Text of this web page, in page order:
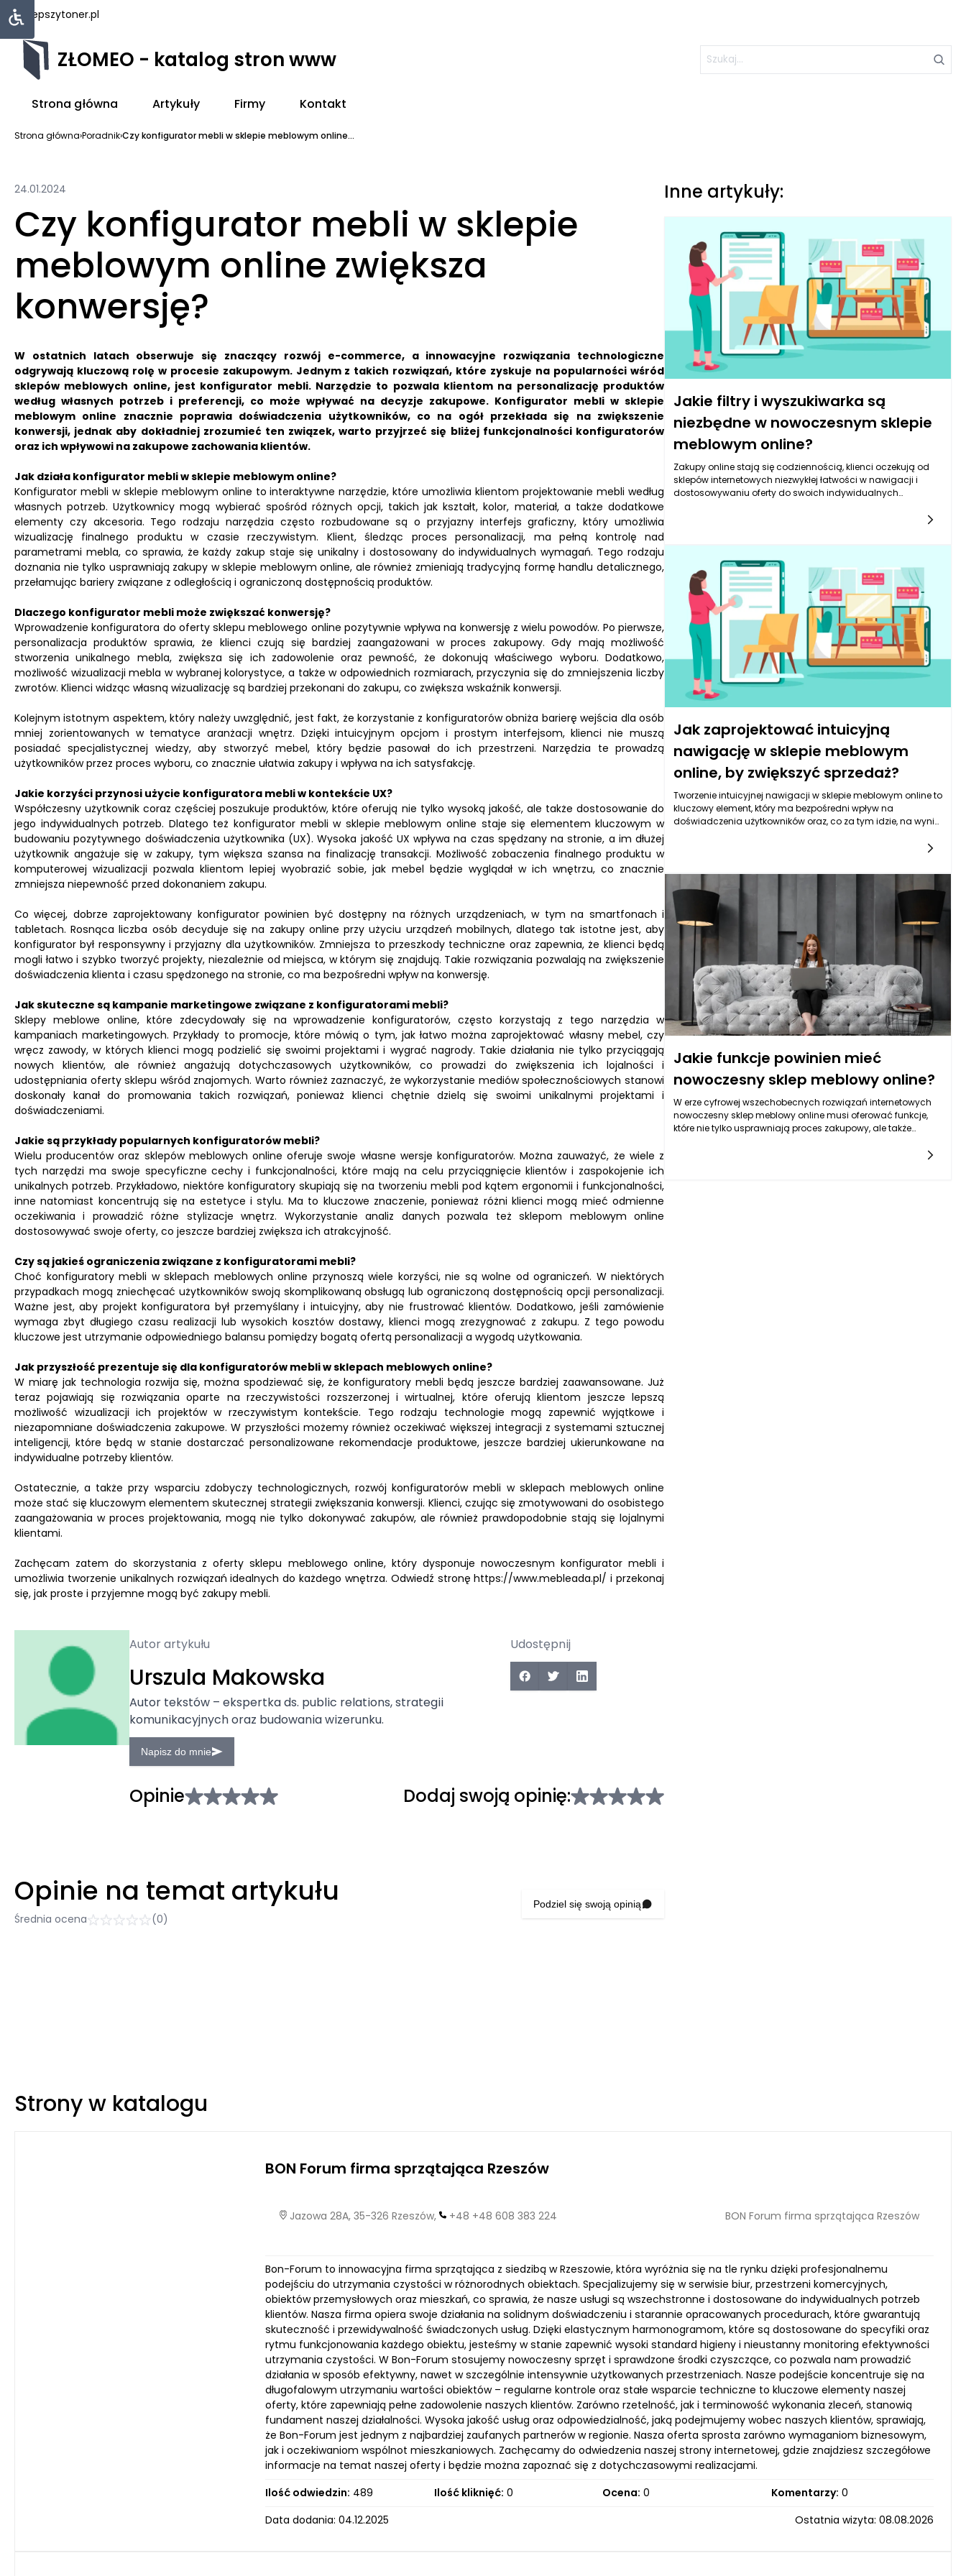
najlepszytoner.pl
ZŁOMEO - katalog stron www
Strona główna Artykuły Firmy Kontakt
Strona główna›Poradnik›Czy konfigurator mebli w sklepie meblowym online...
24.01.2024
Czy konfigurator mebli w sklepie
meblowym online zwiększa
konwersję?
W ostatnich latach obserwuje się znaczący rozwój e-commerce, a innowacyjne rozwiązania technologiczne
odgrywają kluczową rolę w procesie zakupowym. Jednym z takich rozwiązań, które zyskuje na popularności wśród
sklepów meblowych online, jest konfigurator mebli. Narzędzie to pozwala klientom na personalizację produktów
według własnych potrzeb i preferencji, co może wpływać na decyzje zakupowe. Konfigurator mebli w sklepie
meblowym online znacznie poprawia doświadczenia użytkowników, co na ogół przekłada się na zwiększenie
konwersji, jednak aby dokładniej zrozumieć ten związek, warto przyjrzeć się bliżej funkcjonalności konfiguratorów
oraz ich wpływowi na zakupowe zachowania klientów.
Jak działa konfigurator mebli w sklepie meblowym online?
Konfigurator mebli w sklepie meblowym online to interaktywne narzędzie, które umożliwia klientom projektowanie mebli według
własnych potrzeb. Użytkownicy mogą wybierać spośród różnych opcji, takich jak kształt, kolor, materiał, a także dodatkowe
elementy czy akcesoria. Tego rodzaju narzędzia często rozbudowane są o przyjazny interfejs graficzny, który umożliwia
wizualizację finalnego produktu w czasie rzeczywistym. Klient, śledząc proces personalizacji, ma pełną kontrolę nad
parametrami mebla, co sprawia, że każdy zakup staje się unikalny i dostosowany do indywidualnych wymagań. Tego rodzaju
doznania nie tylko usprawniają zakupy w sklepie meblowym online, ale również zmieniają tradycyjną formę handlu detalicznego,
przełamując bariery związane z odległością i ograniczoną dostępnością produktów.
Dlaczego konfigurator mebli może zwiększać konwersję?
Wprowadzenie konfiguratora do oferty sklepu meblowego online pozytywnie wpływa na konwersję z wielu powodów. Po pierwsze,
personalizacja produktów sprawia, że klienci czują się bardziej zaangażowani w proces zakupowy. Gdy mają możliwość
stworzenia unikalnego mebla, zwiększa się ich zadowolenie oraz pewność, że dokonują właściwego wyboru. Dodatkowo,
możliwość wizualizacji mebla w wybranej kolorystyce, a także w odpowiednich rozmiarach, przyczynia się do zmniejszenia liczby
zwrotów. Klienci widząc własną wizualizację są bardziej przekonani do zakupu, co zwiększa wskaźnik konwersji.
Kolejnym istotnym aspektem, który należy uwzględnić, jest fakt, że korzystanie z konfiguratorów obniża barierę wejścia dla osób
mniej zorientowanych w tematyce aranżacji wnętrz. Dzięki intuicyjnym opcjom i prostym interfejsom, klienci nie muszą
posiadać specjalistycznej wiedzy, aby stworzyć mebel, który będzie pasował do ich przestrzeni. Narzędzia te prowadzą
użytkowników przez proces wyboru, co znacznie ułatwia zakupy i wpływa na ich satysfakcję.
Jakie korzyści przynosi użycie konfiguratora mebli w kontekście UX?
Współczesny użytkownik coraz częściej poszukuje produktów, które oferują nie tylko wysoką jakość, ale także dostosowanie do
jego indywidualnych potrzeb. Dlatego też konfigurator mebli w sklepie meblowym online staje się elementem kluczowym w
budowaniu pozytywnego doświadczenia użytkownika (UX). Wysoka jakość UX wpływa na czas spędzany na stronie, a im dłużej
użytkownik angażuje się w zakupy, tym większa szansa na finalizację transakcji. Możliwość zobaczenia finalnego produktu w
komputerowej wizualizacji pozwala klientom lepiej wyobrazić sobie, jak mebel będzie wyglądał w ich wnętrzu, co znacznie
zmniejsza niepewność przed dokonaniem zakupu.
Co więcej, dobrze zaprojektowany konfigurator powinien być dostępny na różnych urządzeniach, w tym na smartfonach i
tabletach. Rosnąca liczba osób decyduje się na zakupy online przy użyciu urządzeń mobilnych, dlatego tak istotne jest, aby
konfigurator był responsywny i przyjazny dla użytkowników. Zmniejsza to przeszkody techniczne oraz zapewnia, że klienci będą
mogli łatwo i szybko tworzyć projekty, niezależnie od miejsca, w którym się znajdują. Takie rozwiązania pozwalają na zwiększenie
doświadczenia klienta i czasu spędzonego na stronie, co ma bezpośredni wpływ na konwersję.
Jak skuteczne są kampanie marketingowe związane z konfiguratorami mebli?
Sklepy meblowe online, które zdecydowały się na wprowadzenie konfiguratorów, często korzystają z tego narzędzia w
kampaniach marketingowych. Przykłady to promocje, które mówią o tym, jak łatwo można zaprojektować własny mebel, czy
wręcz zawody, w których klienci mogą podzielić się swoimi projektami i wygrać nagrody. Takie działania nie tylko przyciągają
nowych klientów, ale również angażują dotychczasowych użytkowników, co prowadzi do zwiększenia ich lojalności i
udostępniania oferty sklepu wśród znajomych. Warto również zaznaczyć, że wykorzystanie mediów społecznościowych stanowi
doskonały kanał do promowania takich rozwiązań, ponieważ klienci chętnie dzielą się swoimi unikalnymi projektami i
doświadczeniami.
Jakie są przykłady popularnych konfiguratorów mebli?
Wielu producentów oraz sklepów meblowych online oferuje swoje własne wersje konfiguratorów. Można zauważyć, że wiele z
tych narzędzi ma swoje specyficzne cechy i funkcjonalności, które mają na celu przyciągnięcie klientów i zaspokojenie ich
unikalnych potrzeb. Przykładowo, niektóre konfiguratory skupiają się na tworzeniu mebli pod kątem ergonomii i funkcjonalności,
inne natomiast koncentrują się na estetyce i stylu. Ma to kluczowe znaczenie, ponieważ różni klienci mogą mieć odmienne
oczekiwania i prowadzić różne stylizacje wnętrz. Wykorzystanie analiz danych pozwala też sklepom meblowym online
dostosowywać swoje oferty, co jeszcze bardziej zwiększa ich atrakcyjność.
Czy są jakieś ograniczenia związane z konfiguratorami mebli?
Choć konfiguratory mebli w sklepach meblowych online przynoszą wiele korzyści, nie są wolne od ograniczeń. W niektórych
przypadkach mogą zniechęcać użytkowników swoją skomplikowaną obsługą lub ograniczoną dostępnością opcji personalizacji.
Ważne jest, aby projekt konfiguratora był przemyślany i intuicyjny, aby nie frustrować klientów. Dodatkowo, jeśli zamówienie
wymaga zbyt długiego czasu realizacji lub wysokich kosztów dostawy, klienci mogą zrezygnować z zakupu. Z tego powodu
kluczowe jest utrzymanie odpowiedniego balansu pomiędzy bogatą ofertą personalizacji a wygodą użytkowania.
Jak przyszłość prezentuje się dla konfiguratorów mebli w sklepach meblowych online?
W miarę jak technologia rozwija się, można spodziewać się, że konfiguratory mebli będą jeszcze bardziej zaawansowane. Już
teraz pojawiają się rozwiązania oparte na rzeczywistości rozszerzonej i wirtualnej, które oferują klientom jeszcze lepszą
możliwość wizualizacji ich projektów w rzeczywistym kontekście. Tego rodzaju technologie mogą zapewnić wyjątkowe i
niezapomniane doświadczenia zakupowe. W przyszłości możemy również oczekiwać większej integracji z systemami sztucznej
inteligencji, które będą w stanie dostarczać personalizowane rekomendacje produktowe, jeszcze bardziej ukierunkowane na
indywidualne potrzeby klientów.
Ostatecznie, a także przy wsparciu zdobyczy technologicznych, rozwój konfiguratorów mebli w sklepach meblowych online
może stać się kluczowym elementem skutecznej strategii zwiększania konwersji. Klienci, czując się zmotywowani do osobistego
zaangażowania w proces projektowania, mogą nie tylko dokonywać zakupów, ale również prawdopodobnie stają się lojalnymi
klientami.
Zachęcam zatem do skorzystania z oferty sklepu meblowego online, który dysponuje nowoczesnym konfigurator mebli i
umożliwia tworzenie unikalnych rozwiązań idealnych do każdego wnętrza. Odwiedź stronę https://www.mebleada.pl/ i przekonaj
się, jak proste i przyjemne mogą być zakupy mebli.
Autor artykułu
Urszula Makowska
Autor tekstów – ekspertka ds. public relations, strategii
komunikacyjnych oraz budowania wizerunku.
Napisz do mnie
Udostępnij
Opinie Dodaj swoją opinię:
Opinie na temat artykułu
Średnia ocena (0)
Podziel się swoją opinią
Inne artykuły:
Jakie filtry i wyszukiwarka są
niezbędne w nowoczesnym sklepie
meblowym online?
Zakupy online stają się codziennością, klienci oczekują od
sklepów internetowych niezwykłej łatwości w nawigacji i
dostosowywaniu oferty do swoich indywidualnych
skuteczne znalezienie interesujących ich produktów. Filtry
pozwalają na zawężenie przeszukiwania asortymentu, co
znacząco usprawnia proces podejmowania decyzji
zakupowych. Użytkownicy miewają różne oczekiwania i
preferencje dotyczące mebli, dlatego odpowiednie kategorie
filtrów, takie jak styl mebli, materiał, kolor czy typ produktu, są
niezbędne.
Jak zaprojektować intuicyjną
nawigację w sklepie meblowym
online, by zwiększyć sprzedaż?
Tworzenie intuicyjnej nawigacji w sklepie meblowym online to
kluczowy element, który ma bezpośredni wpływ na
doświadczenia użytkowników oraz, co za tym idzie, na wyniki
jest zrozumienie, że nawigacja nie ma służyć wyłącznie do
które prowadzi klientów do finalizacji zakupu. Współczesny
konsument jest przyzwyczajony do szybkich i efektywnych
rozwiązań, dlatego projektując nawigację, warto skupić się
na przejrzystości i prostocie obsługi. Kluczowym aspektem
jest hierarchiczna struktura kategorii, która ułatwia
odnajdywanie produktów, a także zastosowanie etykiet i ikon,
które są zrozumiałe dla użytkownika. Ważne jest, aby
kategorie były logicznie podzielone na podkategorie, co
pozwala na szybsze zlokalizowanie poszukiwanego
produktu, na przykład „meble do salonu”, „meble do sypialni”
czy „dodatki”.
Jakie funkcje powinien mieć
nowoczesny sklep meblowy online?
W erze cyfrowej wszechobecnych rozwiązań internetowych
nowoczesny sklep meblowy online musi oferować funkcje,
które nie tylko usprawniają proces zakupowy, ale także
Współczesny konsument oczekuje szerokiego asortymentu,
Strony w katalogu
BON Forum firma sprzątająca Rzeszów
Jazowa 28A, 35-326 Rzeszów, +48 +48 608 383 224 BON Forum firma sprzątająca Rzeszów
Bon-Forum to innowacyjna firma sprzątająca z siedzibą w Rzeszowie, która wyróżnia się na tle rynku dzięki profesjonalnemu
podejściu do utrzymania czystości w różnorodnych obiektach. Specjalizujemy się w serwisie biur, przestrzeni komercyjnych,
obiektów przemysłowych oraz mieszkań, co sprawia, że nasze usługi są wszechstronne i dostosowane do indywidualnych potrzeb
klientów. Nasza firma opiera swoje działania na solidnym doświadczeniu i starannie opracowanych procedurach, które gwarantują
skuteczność i przewidywalność świadczonych usług. Dzięki elastycznym harmonogramom, które są dostosowane do specyfiki oraz
rytmu funkcjonowania każdego obiektu, jesteśmy w stanie zapewnić wysoki standard higieny i nieustanny monitoring efektywności
utrzymania czystości. W Bon-Forum stosujemy nowoczesny sprzęt i sprawdzone środki czyszczące, co pozwala nam prowadzić
działania w sposób efektywny, nawet w szczególnie intensywnie użytkowanych przestrzeniach. Nasze podejście koncentruje się na
długofalowym utrzymaniu wartości obiektów – regularne kontrole oraz stałe wsparcie techniczne to kluczowe elementy naszej
oferty, które zapewniają pełne zadowolenie naszych klientów. Zarówno rzetelność, jak i terminowość wykonania zleceń, stanowią
fundament naszej działalności. Wysoka jakość usług oraz odpowiedzialność, jaką podejmujemy wobec naszych klientów, sprawiają,
że Bon-Forum jest jednym z najbardziej zaufanych partnerów w regionie. Nasza oferta sprosta zarówno wymaganiom biznesowym,
jak i oczekiwaniom wspólnot mieszkaniowych. Zachęcamy do odwiedzenia naszej strony internetowej, gdzie znajdziesz szczegółowe
informacje na temat naszej oferty i będzie można zapoznać się z dotychczasowymi realizacjami.
Ilość odwiedzin: 489 Ilość kliknięć: 0 Ocena: 0 Komentarzy: 0
Data dodania: 04.12.2025
Ostatnia wizyta: 08.08.2026